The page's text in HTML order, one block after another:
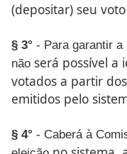
(depositar) seu
§ 3° - Para garantir
não será possível a
votados a partir
emitidos pelo
§ 4° - Caberá à